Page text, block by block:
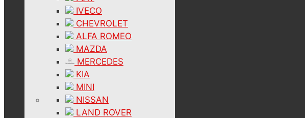
IVECO
CHEVROLET
ALFA ROMEO
MAZDA
MERCEDES
KIA
MINI
NISSAN
LAND ROVER